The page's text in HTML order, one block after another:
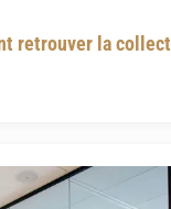
retrouver la